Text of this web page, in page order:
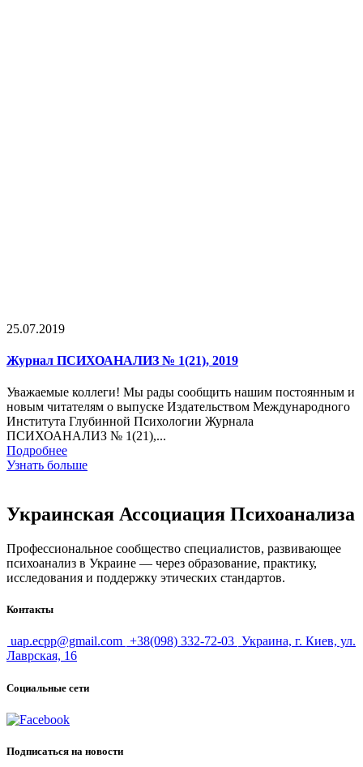
25.07.2019
Журнал ПСИХОАНАЛИЗ № 1(21), 2019
Уважаемые коллеги! Мы рады сообщить нашим постоянным и
новым читателям о выпуске Издательством Международного
Института Глубинной Психологии Журнала
ПСИХОАНАЛИЗ № 1(21),...
Подробнее
Узнать больше
Украинская Ассоциация Психоанализа
Профессиональное сообщество специалистов, развивающее
психоанализ в Украине — через образование, практику,
исследования и поддержку этических стандартов.
Контакты
uap.ecpp@gmail.com +38(098) 332-72-03 Украина, г. Киев, ул.
Лаврская, 16
Социальные сети
Подписаться на новости